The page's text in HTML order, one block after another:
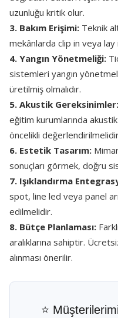
uzunluğu kritik olur.
3. Bakım Erişimi: Teknik
mekânlarda clip in veya
4. Yangın Yönetmeliği:
sistemleri yangın
üretilmiş olmalıdır.
5. Akustik Gereksinimler:
eğitim kurumlarında
öncelikli
6. Estetik Tasarım:
sonuçları görmek, doğru
7. Işıklandırma
spot, line led veya panel
edilmelidir.
8. Bütçe Planlaması:
aralıklarına sahiptir.
alınması önerilir.
⭐